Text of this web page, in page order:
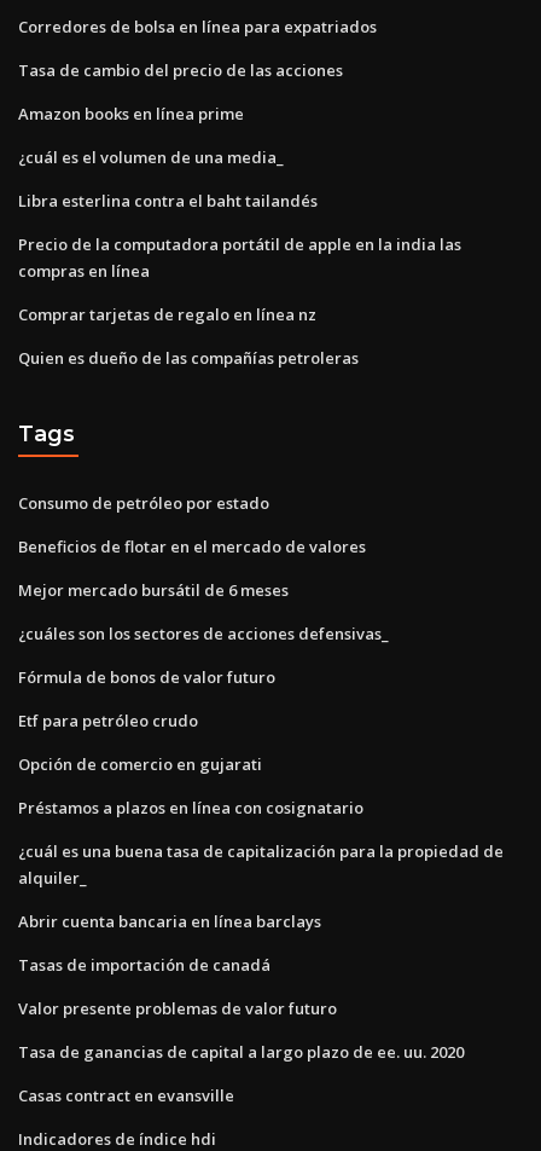
Corredores de bolsa en línea para expatriados
Tasa de cambio del precio de las acciones
Amazon books en línea prime
¿cuál es el volumen de una media_
Libra esterlina contra el baht tailandés
Precio de la computadora portátil de apple en la india las
compras en línea
Comprar tarjetas de regalo en línea nz
Quien es dueño de las compañías petroleras
Tags
Consumo de petróleo por estado
Beneficios de flotar en el mercado de valores
Mejor mercado bursátil de 6 meses
¿cuáles son los sectores de acciones defensivas_
Fórmula de bonos de valor futuro
Etf para petróleo crudo
Opción de comercio en gujarati
Préstamos a plazos en línea con cosignatario
¿cuál es una buena tasa de capitalización para la propiedad de
alquiler_
Abrir cuenta bancaria en línea barclays
Tasas de importación de canadá
Valor presente problemas de valor futuro
Tasa de ganancias de capital a largo plazo de ee. uu. 2020
Casas contract en evansville
Indicadores de índice hdi